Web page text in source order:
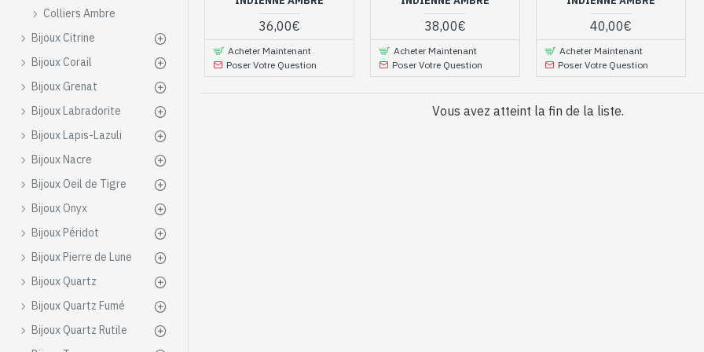
Colliers Ambre
Bijoux Citrine
Bijoux Corail
Bijoux Grenat
Bijoux Labradorite
Bijoux Lapis-Lazuli
Bijoux Nacre
Bijoux Oeil de Tigre
Bijoux Onyx
Bijoux Péridot
Bijoux Pierre de Lune
Bijoux Quartz
Bijoux Quartz Fumé
Bijoux Quartz Rutile
solide ressemblant à de la pierre.
Bijoux en Ambre de pologne, bijoux femme de notre
Vous recherchez d’autres bijoux pour composer votre parure, parcourez dès maintenant
bijoux en Ambre de pologne.Envie également deboucles d’oreilles, d’un jolibraceletou
maintenant de nos petits prix pour acquérir de jolis bijoux indiens de qualité !
36,00€
Acheter Maintenant
Poser Votre Question
38,00€
Acheter Maintenant
Poser Votre Question
40,00€
Acheter Maintenant
Poser Votre Question
Vous avez atteint la fin de la liste.